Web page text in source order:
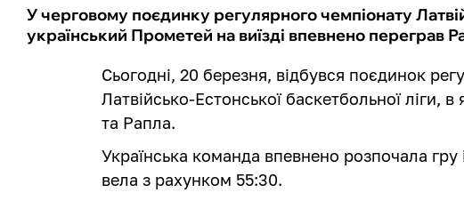
У черговому поєдинку регулярного чемпіонату
український Прометей на виїзді впевнено переграв
Сьогодні, 20 березня, відбувся поєдинок
Латвійсько-Естонської баскетбольної ліги,
та Рапла.
Українська команда впевнено розпочала гру
вела з рахунком 55:30.